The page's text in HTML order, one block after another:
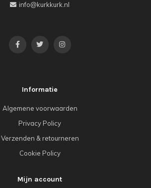
info@kurkkurk.nl
Informatie
Algemene voorwaarden
Privacy Policy
Verzenden & retourneren
Cookie Policy
Mijn account